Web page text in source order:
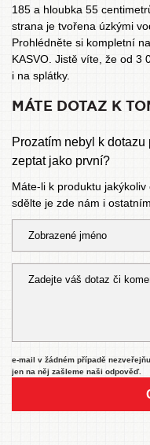
185 a hloubka 55
strana je tvořena úzkými
Prohlédněte si kompletní
KASVO. Jistě víte, že od 3
i na splátky.
MÁTE DOTAZ K
Prozatím nebyl k
zeptat jako první?
Máte-li k produktu
sdělte je zde nám i
e-mail v žádném případě
jen na něj zašleme naši odpověď.